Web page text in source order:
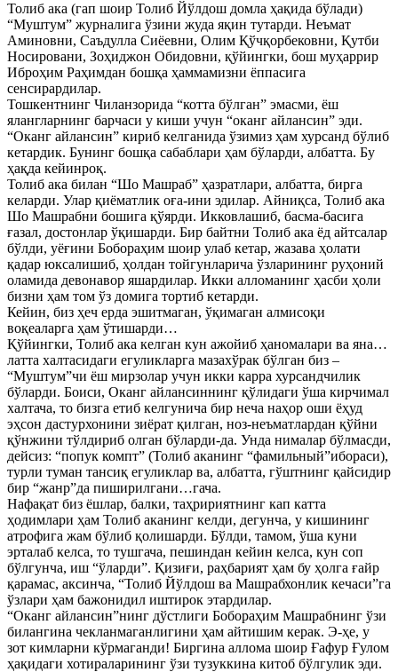
Толиб ака (гап шоир Толиб Йўлдош домла ҳақида бўлади)
“Муштум” журналига ўзини жуда яқин тутарди. Неъмат
Аминовни, Саъдулла Сиёевни, Олим Қўчқорбековни, Қутби
Носировани, Зоҳиджон Обидовни, қўйингки, бош муҳаррир
Иброҳим Раҳимдан бошқа ҳаммамизни ёппасига
сенсирардилар.
Тошкентнинг Чиланзорида “котта бўлган” эмасми, ёш
ялангларнинг барчаси у киши учун “оканг айлансин” эди.
“Оканг айлансин” кириб келганида ўзимиз ҳам хурсанд бўлиб
кетардик. Бунинг бошқа сабаблари ҳам бўларди, албатта. Бу
ҳақда кейинроқ.
Толиб ака билан “Шо Машраб” ҳазратлари, албатта, бирга
келарди. Улар қиёматлик оға-ини эдилар. Айниқса, Толиб ака
Шо Машрабни бошига қўярди. Икковлашиб, басма-басига
ғазал, достонлар ўқишарди. Бир байтни Толиб ака ёд айтсалар
бўлди, уёғини Бобораҳим шоир улаб кетар, жазава ҳолати
қадар юксалишиб, ҳолдан тойгунларича ўзларининг руҳоний
оламида девонавор яшардилар. Икки алломанинг ҳасби ҳоли
бизни ҳам том ўз домига тортиб кетарди.
Кейин, биз ҳеч ерда эшитмаган, ўқимаган алмисоқи
воқеаларга ҳам ўтишарди…
Қўйингки, Толиб ака келган кун ажойиб ҳаномалари ва яна…
латта халтасидаги егуликларга мазахўрак бўлган биз –
“Муштум”чи ёш мирзолар учун икки карра хурсандчилик
бўларди. Боиси, Оканг айлансиннинг қўлидаги ўша кирчимал
халтача, то бизга етиб келгунича бир неча наҳор оши ёҳуд
эҳсон дастурхонини зиёрат қилган, ноз-неъматлардан қўйни
қўнжини тўлдириб олган бўларди-да. Унда нималар бўлмасди,
дейсиз: “попук компт” (Толиб аканинг “фамильный”ибораси),
турли туман тансиқ егуликлар ва, албатта, гўштнинг қайсидир
бир “жанр”да пиширилгани…гача.
Нафақат биз ёшлар, балки, таҳририятнинг кап катта
ҳодимлари ҳам Толиб аканинг келди, дегунча, у кишининг
атрофига жам бўлиб қолишарди. Бўлди, тамом, ўша куни
эрталаб келса, то тушгача, пешиндан кейин келса, кун соп
бўлгунча, иш “ўларди”. Қизиғи, раҳбарият ҳам бу ҳолга ғайр
қарамас, аксинча, “Толиб Йўлдош ва Машрабхонлик кечаси”га
ўзлари ҳам бажонидил иштирок этардилар.
“Оканг айлансин”нинг дўстлиги Бобораҳим Машрабнинг ўзи
билангина чекланмаганлигини ҳам айтишим керак. Э-ҳе, у
зот кимларни кўрмаганди! Биргина аллома шоир Ғафур Ғулом
ҳақидаги хотираларининг ўзи тузуккина китоб бўлгулик эди.